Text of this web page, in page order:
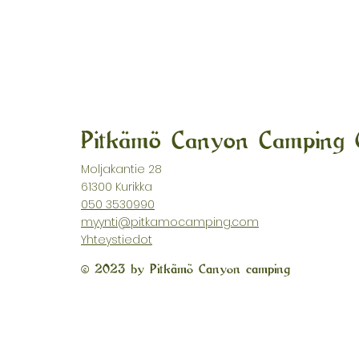
Pitkämö Canyon Camping
Moljakantie 28
61300 Kurikka
050 3530990
myynti@pitkamocamping.com
Yhteystiedot
© 2023 by Pitkämö Canyon camping